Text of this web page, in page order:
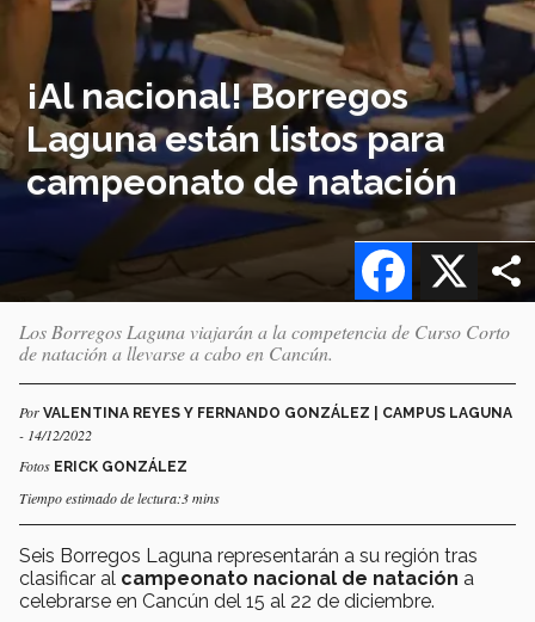
¡Al nacional! Borregos
Laguna están listos para
campeonato de natación
X
Facebook
Los Borregos Laguna viajarán a la competencia de Curso Corto
de natación a llevarse a cabo en Cancún.
Por VALENTINA REYES Y FERNANDO GONZÁLEZ | CAMPUS LAGUNA
- 14/12/2022
Fotos ERICK GONZÁLEZ
Tiempo estimado de lectura:3 mins
Seis Borregos Laguna representarán a su región tras
clasificar al campeonato nacional de natación a
celebrarse en Cancún del 15 al 22 de diciembre.